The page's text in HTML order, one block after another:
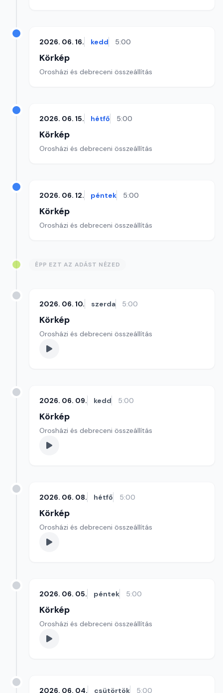
2026. 06. 16. kedd 5:00
Körkép
Orosházi és debreceni összeállítás
2026. 06. 15. hétfő 5:00
Körkép
Orosházi és debreceni összeállítás
2026. 06. 12. péntek 5:00
Körkép
Orosházi és debreceni összeállítás
ÉPP EZT AZ ADÁST NÉZED
2026. 06. 10. szerda 5:00
Körkép
Orosházi és debreceni összeállítás
2026. 06. 09. kedd 5:00
Körkép
Orosházi és debreceni összeállítás
2026. 06. 08. hétfő 5:00
Körkép
Orosházi és debreceni összeállítás
2026. 06. 05. péntek 5:00
Körkép
Orosházi és debreceni összeállítás
2026. 06. 04. csütörtök 5:00